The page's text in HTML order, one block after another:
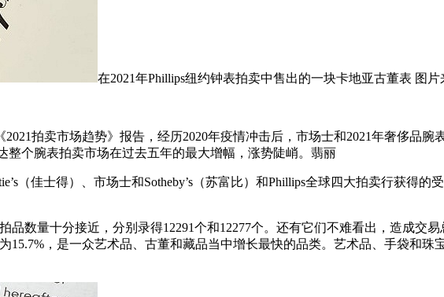
在2021年Phillips纽约钟表拍卖中售出的一块卡地亚古董表 图片
拍卖市场趋势》报告，经历2020年疫情冲击后，市场士和2021年奢侈品腕
整个腕表拍卖市场在过去五年的最大增幅，涨势陡峭。翡丽
佳士得）、市场士和Sotheby’s（苏富比）和Phillips全球四大拍卖行获得的
数量十分接近，分别录得12291个和12277个。还有它们不难看出，造成交
15.7%，是一众艺术品、古董和藏品当中增长最快的品类。艺术品、手袋和珠